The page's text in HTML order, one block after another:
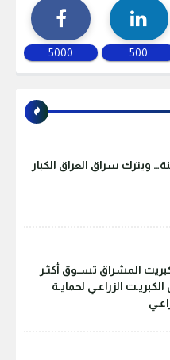
500
5000
ويترك سراق العراق الكبار
المشراق تسـوق أكثـر
مـن الكبريـت الزراعـي لحمايـة